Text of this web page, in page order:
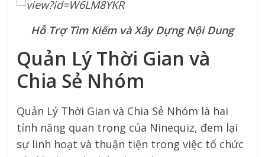
Hỗ Trợ Tìm Kiếm và Xây Dựng Nội Dung
Quản Lý Thời Gian và
Chia Sẻ Nhóm
Quản Lý Thời Gian và Chia Sẻ Nhóm là hai
tính năng quan trọng của Ninequiz, đem lại
sự linh hoạt và thuận tiện trong việc tổ chức